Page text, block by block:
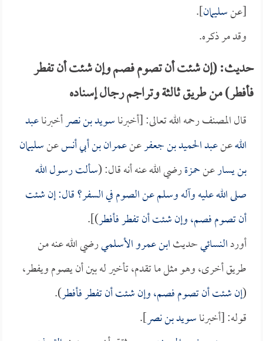
[عنسليمان].
وقد مر ذكره.
حديث: (إن شئت أن تصوم فصم وإن شئت أن تفطر
فأفطر) من طريق ثالثة وتراجم رجال إسناده
قال المصنف رحمه الله تعالى: [أخبرناسويد بن نصرأخبرناعبد
اللهعنعبد الحميد بن جعفرعنعمران بن أبي أنسعنسليمان
بن يسارعنحمزةرضي الله عنه أنه قال: (سألت رسول الله
صلى الله عليه وآله وسلم عن الصوم في السفر؟ قال: إن شئت
أن تصوم فصم، وإن شئت أن تفطر فأفطر)].
أوردالنسائيحديثابن عمرو الأسلميرضي الله عنه من
طريق أخرى، وهو مثل ما تقدم، تأخير له بين أن يصوم ويفطر،
(إن شئت أن تصوم فصم، وإن شئت أن تفطر فأفطر).
قوله: [أخبرناسويد بن نصر].